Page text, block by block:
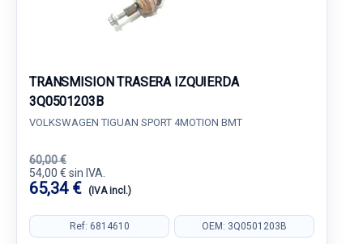
TRANSMISION TRASERA IZQUIERDA
3Q0501203B
VOLKSWAGEN TIGUAN SPORT 4MOTION BMT
60,00 €
54,00 € sin IVA.
65,34 € (IVA incl.)
Ref: 6814610 OEM: 3Q0501203B